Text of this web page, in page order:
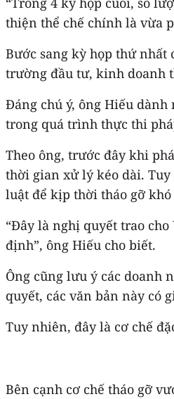
thiện thể chế chính là vừa
Bước sang kỳ họp thứ nhất
trường đầu tư, kinh doanh
Đáng chú ý, ông Hiếu
trong quá trình thực thi
Theo ông, trước đây khi
thời gian xử lý kéo dài. Tuy
luật để kịp thời tháo gỡ
“Đây là nghị quyết trao
định”, ông Hiếu cho biết.
Ông cũng lưu ý các doanh
quyết, các văn bản này có
Tuy nhiên, đây là cơ chế
Bên cạnh cơ chế tháo gỡ